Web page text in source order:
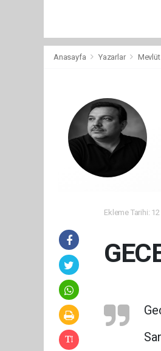
Anasayfa Yazarlar
Ekleme Tarihi: